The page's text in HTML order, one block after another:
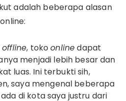
adalah beberapa alasan
offline, tokoonlinedapat
menjadi lebih besar dan
luas. Ini terbukti sih,
saya mengenal beberapa
di kota saya justru dari